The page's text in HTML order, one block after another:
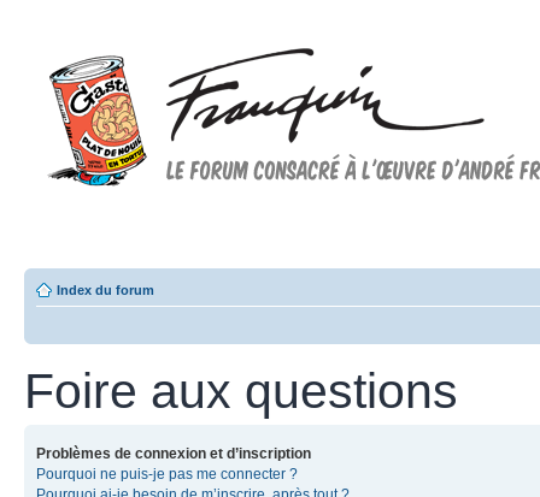
Index du forum
Foire aux questions
Problèmes de connexion et d’inscription
Pourquoi ne puis-je pas me connecter ?